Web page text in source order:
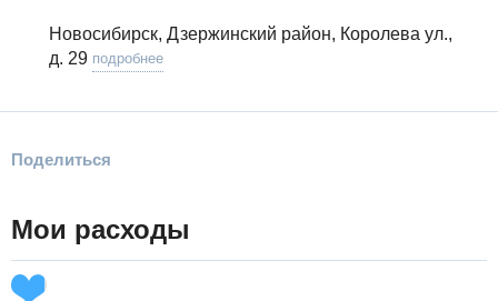
Новосибирск, Дзержинский район, Королева ул.,
д. 29 подробнее
Поделиться
Мои расходы